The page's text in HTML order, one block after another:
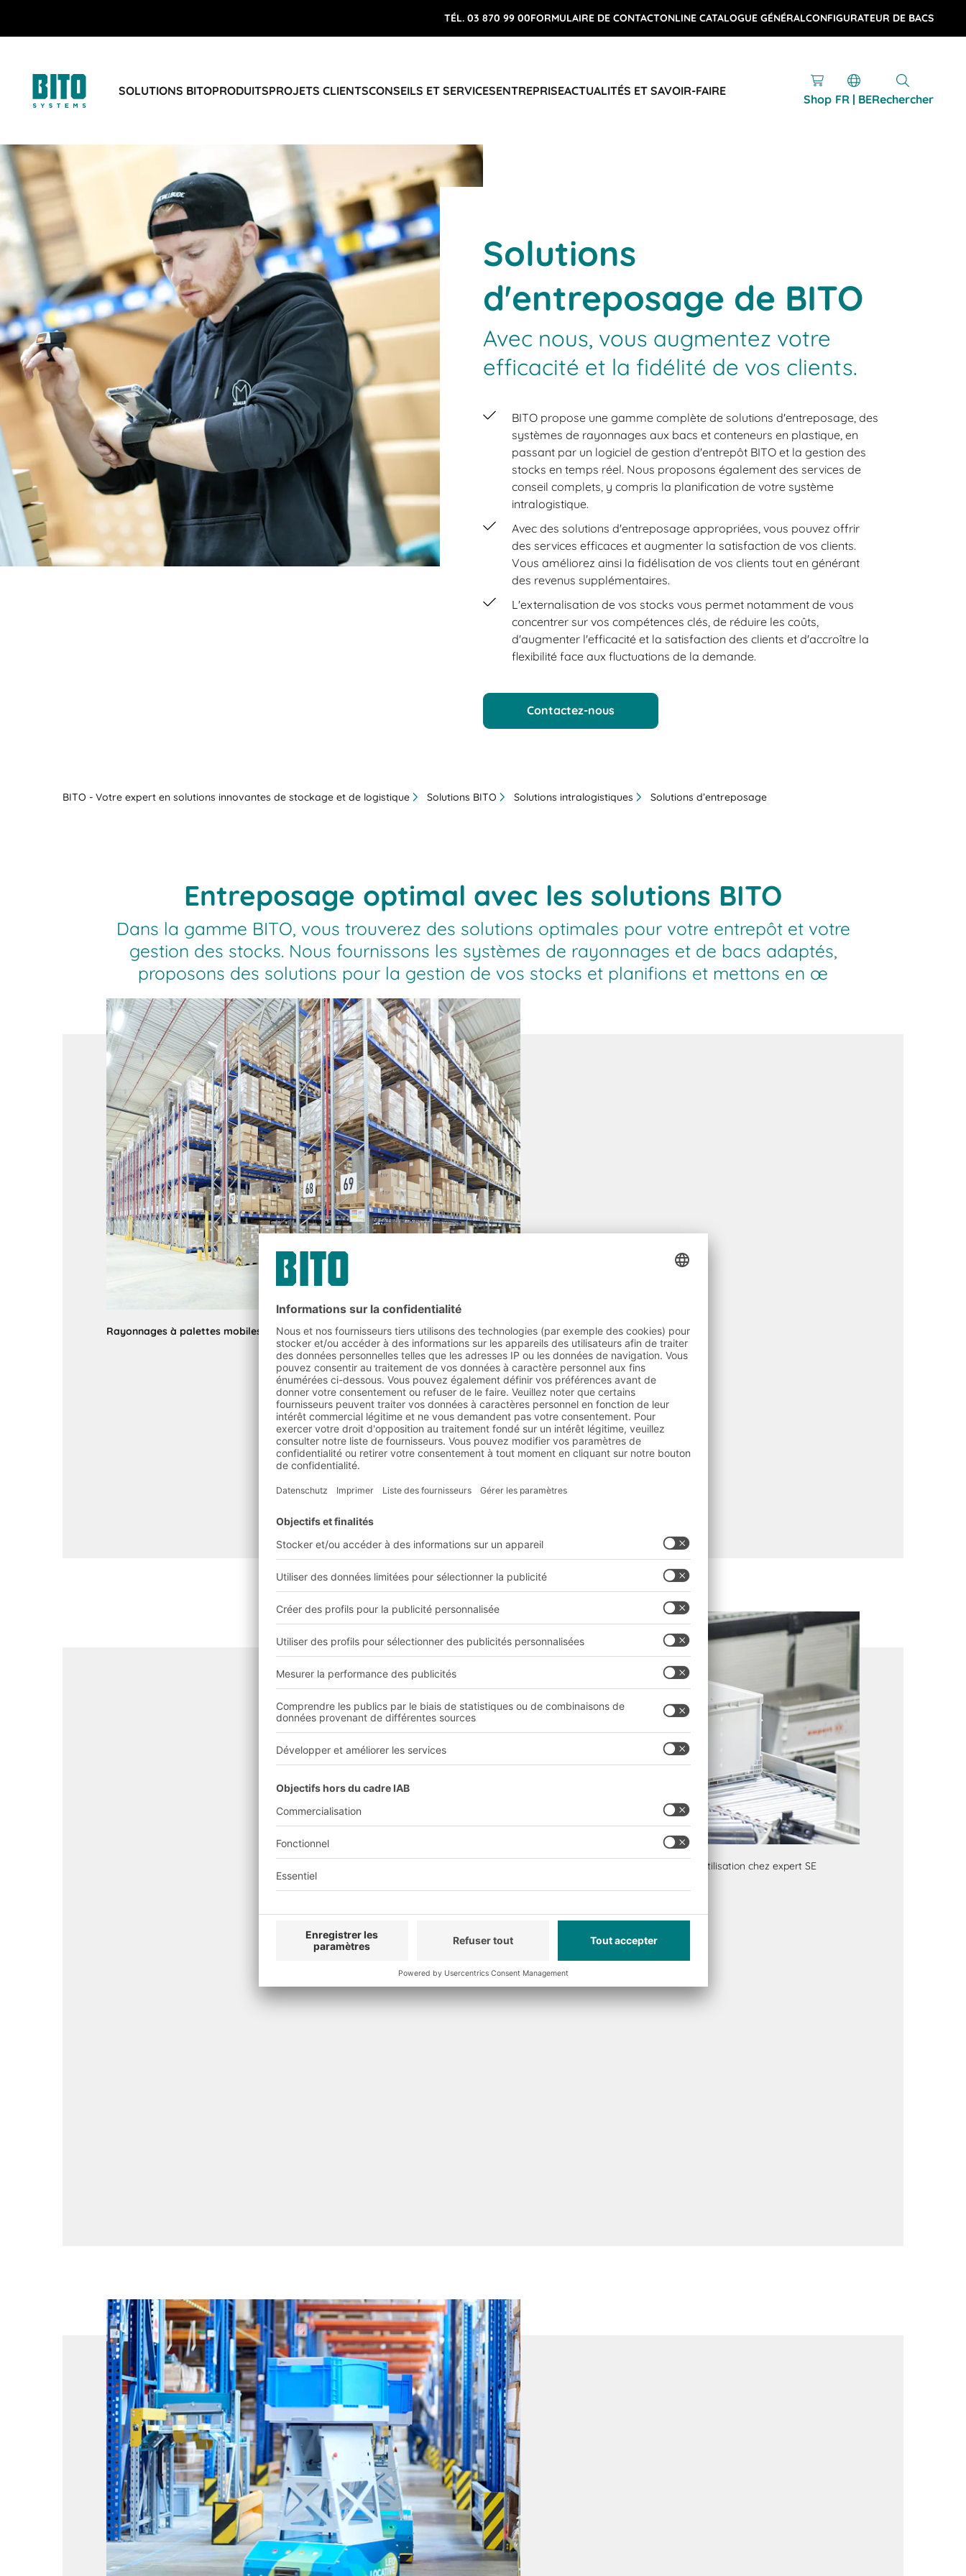
TÉL. 03 870 99 00FORMULAIRE DE CONTACTONLINE CATALOGUE GÉNÉRALCONFIGURATEUR DE BACS
SOLUTIONS BITOPRODUITSPROJETS CLIENTSCONSEILS ET SERVICESENTREPRISEACTUALITÉS ET SAVOIR-FAIRE
Shop FR | BERechercher
BIT O
Solutions
d'entreposage de BITO
Avec nous, vous augmentez votre
efficacité et la fidélité de vos clients.
BITO propose une gamme complète de solutions d'entreposage, des
systèmes de rayonnages aux bacs et conteneurs en plastique, en
passant par un logiciel de gestion d'entrepôt BITO et la gestion des
stocks en temps réel. Nous proposons également des services de
conseil complets, y compris la planification de votre système
intralogistique.
Avec des solutions d'entreposage appropriées, vous pouvez offrir
des services efficaces et augmenter la satisfaction de vos clients.
Vous améliorez ainsi la fidélisation de vos clients tout en générant
des revenus supplémentaires.
L'externalisation de vos stocks vous permet notamment de vous
concentrer sur vos compétences clés, de réduire les coûts,
d'augmenter l'efficacité et la satisfaction des clients et d'accroître la
flexibilité face aux fluctuations de la demande.
Contactez-nous
BITO - Votre expert en solutions innovantes de stockage et de logistique Solutions BITO Solutions intralogistiques Solutions d’entreposage
Entreposage optimal avec les solutions BITO
Dans la gamme BITO, vous trouverez des solutions optimales pour votre entrepôt et votre
gestion des stocks. Nous fournissons les systèmes de rayonnages et de bacs adaptés,
proposons des solutions pour la gestion de vos stocks et planifions et mettons en œ
Rayonnages à palettes mobiles BITOen utilisation chez Schleich GmbH
en utilisation chez expert SE